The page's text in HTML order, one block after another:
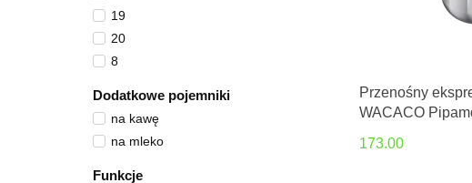
19
20
8
Dodatkowe pojemniki
na kawę
na mleko
Funkcje
Przenośny
WACACO
173.00